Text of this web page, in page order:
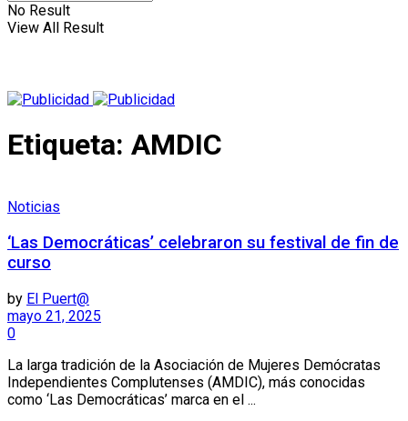
No Result
View All Result
Etiqueta: AMDIC
Noticias
‘Las Democráticas’ celebraron su festival de fin de
curso
by El Puert@
mayo 21, 2025
0
La larga tradición de la Asociación de Mujeres Demócratas
Independientes Complutenses (AMDIC), más conocidas
como ‘Las Democráticas’ marca en el ...